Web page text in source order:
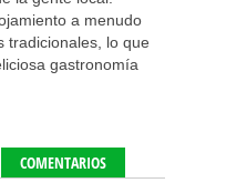
a menudo
tradicionales, lo que
gastronomía
COMENTARIOS